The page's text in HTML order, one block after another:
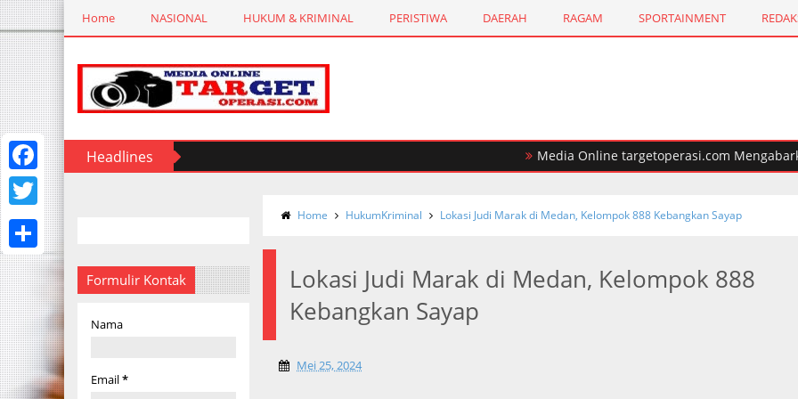
Home NASIONAL HUKUM & KRIMINAL PERISTIWA DAERAH RAGAM SPORTAINMENT
Headlines Media Online targetoperasi.com Mengabarkan
F
e
b
o
o
k
T
w
i
t
t
e
r
S
h
a
r
e
Formulir Kontak
Nama
Email*
Home HukumKriminal Lokasi Judi Marak di Medan, Kelompok 888 Kebangkan Sayap
Lokasi Judi Marak di Medan, Kelompok 888
Kebangkan Sayap
Mei 25, 2024